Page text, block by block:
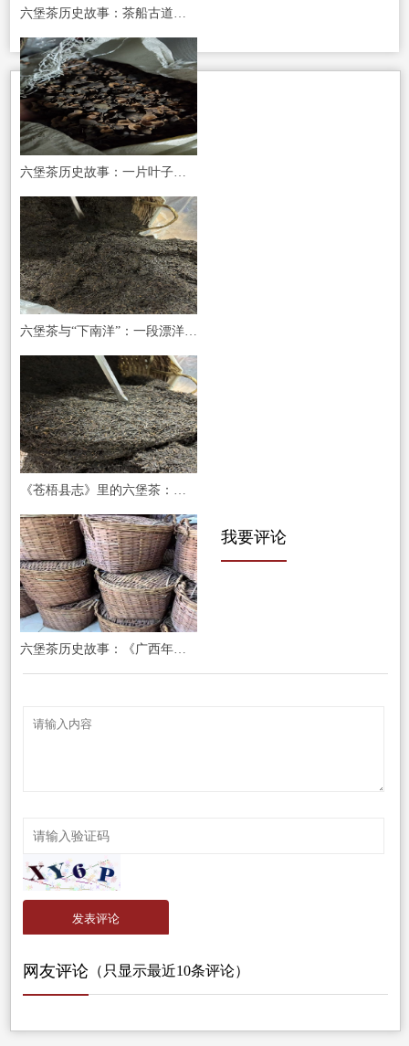
六堡茶历史故事：茶船古道，一条流淌着黑茶韵味的传奇之路
六堡茶历史故事：一片叶子的海上丝路传奇，从梧州港到世界茶席
六堡茶与“下南洋”：一段漂洋过海的救命恩情
《苍梧县志》里的六堡茶：一本县志，半部岭南茶史的活态传承
六堡茶历史故事：《广西年鉴》里的百年茶事，从官方档案解码岭南茶魂
我要评论
发表评论
网友评论（只显示最近10条评论）